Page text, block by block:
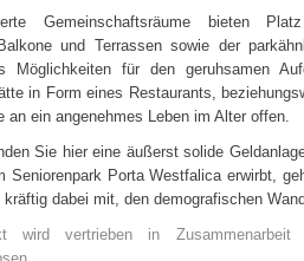
Gemeinschaftsräume bieten
und Terrassen sowie der
Möglichkeiten für den geruhsamen
in Form eines Restaurants,
an ein angenehmes Leben im Alter offen.
Sie hier eine äußerst solide
Seniorenpark Porta Westfalica erwirbt,
kräftig dabei mit, den demografischen
wird vertrieben in